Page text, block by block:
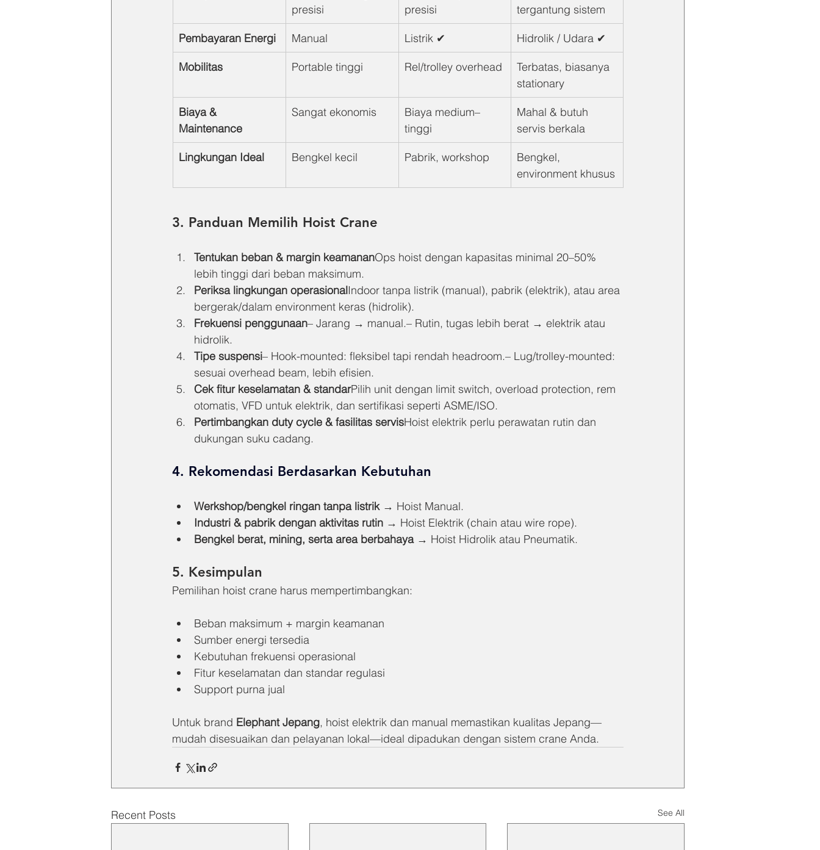
presisi
presisi
tergantung sistem
Pembayaran Energi Manual Listrik ✔ Hidrolik / Udara ✔
Mobilitas Portable tinggi Rel/trolley overhead
Terbatas, biasanya
stationary
Biaya &
Maintenance
Sangat ekonomis
Biaya medium–
tinggi
Mahal & butuh
servis berkala
Lingkungan Ideal Bengkel kecil Pabrik, workshop
Bengkel,
environment khusus
3. Panduan Memilih Hoist Crane
Tentukan beban & margin keamananOps hoist dengan kapasitas minimal 20–50%
lebih tinggi dari beban maksimum.
Periksa lingkungan operasionalIndoor tanpa listrik (manual), pabrik (elektrik), atau area
bergerak/dalam environment keras (hidrolik).
Frekuensi penggunaan– Jarang → manual.– Rutin, tugas lebih berat → elektrik atau
hidrolik.
Tipe suspensi– Hook-mounted: fleksibel tapi rendah headroom.– Lug/trolley-mounted:
sesuai overhead beam, lebih efisien.
Cek fitur keselamatan & standarPilih unit dengan limit switch, overload protection, rem
otomatis, VFD untuk elektrik, dan sertifikasi seperti ASME/ISO.
Pertimbangkan duty cycle & fasilitas servisHoist elektrik perlu perawatan rutin dan
dukungan suku cadang.
4. Rekomendasi Berdasarkan Kebutuhan
Werkshop/bengkel ringan tanpa listrik → Hoist Manual.
Industri & pabrik dengan aktivitas rutin → Hoist Elektrik (chain atau wire rope).
Bengkel berat, mining, serta area berbahaya → Hoist Hidrolik atau Pneumatik.
5. Kesimpulan
Pemilihan hoist crane harus mempertimbangkan:
Beban maksimum + margin keamanan
Sumber energi tersedia
Kebutuhan frekuensi operasional
Fitur keselamatan dan standar regulasi
Support purna jual
Untuk brand Elephant Jepang, hoist elektrik dan manual memastikan kualitas Jepang—
mudah disesuaikan dan pelayanan lokal—ideal dipadukan dengan sistem crane Anda.
Recent Posts See All